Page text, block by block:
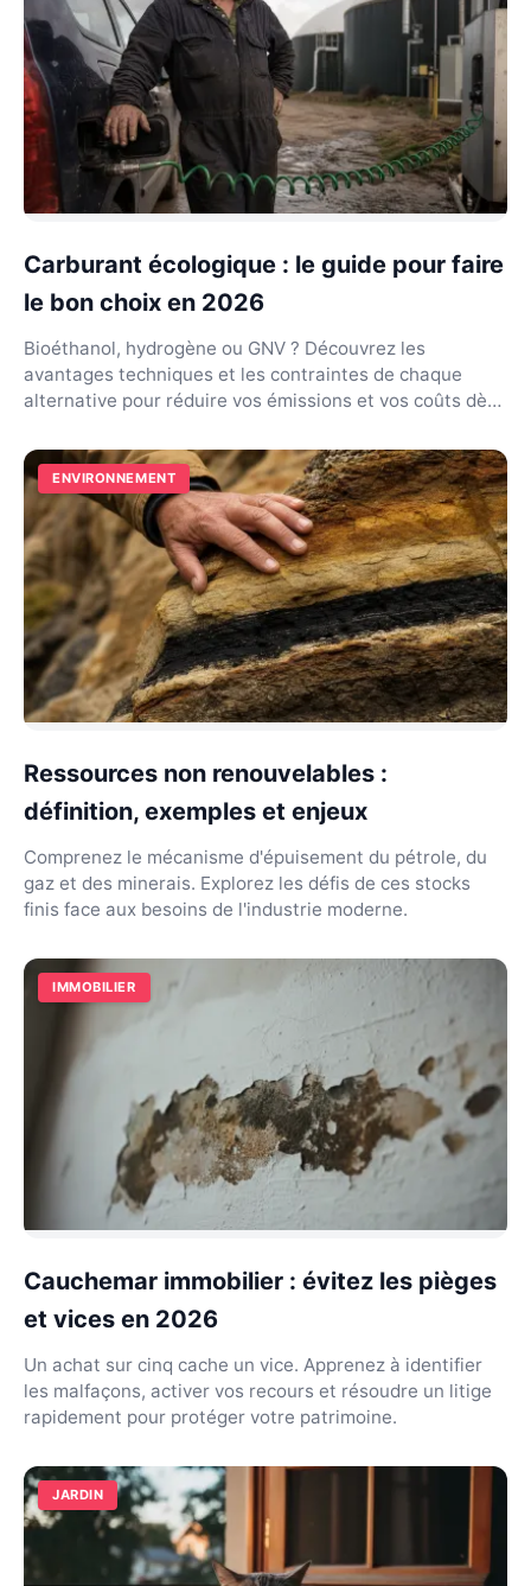
Carburant écologique : le guide pour faire
le bon choix en 2026
Bioéthanol, hydrogène ou GNV ? Découvrez les
avantages techniques et les contraintes de chaque
alternative pour réduire vos émissions et vos coûts dès
ENVIRONNEMENT
Ressources non renouvelables :
définition, exemples et enjeux
Comprenez le mécanisme d'épuisement du pétrole, du
gaz et des minerais. Explorez les défis de ces stocks
finis face aux besoins de l'industrie moderne.
IMMOBILIER
Cauchemar immobilier : évitez les pièges
et vices en 2026
Un achat sur cinq cache un vice. Apprenez à identifier
les malfaçons, activer vos recours et résoudre un litige
rapidement pour protéger votre patrimoine.
JARDIN